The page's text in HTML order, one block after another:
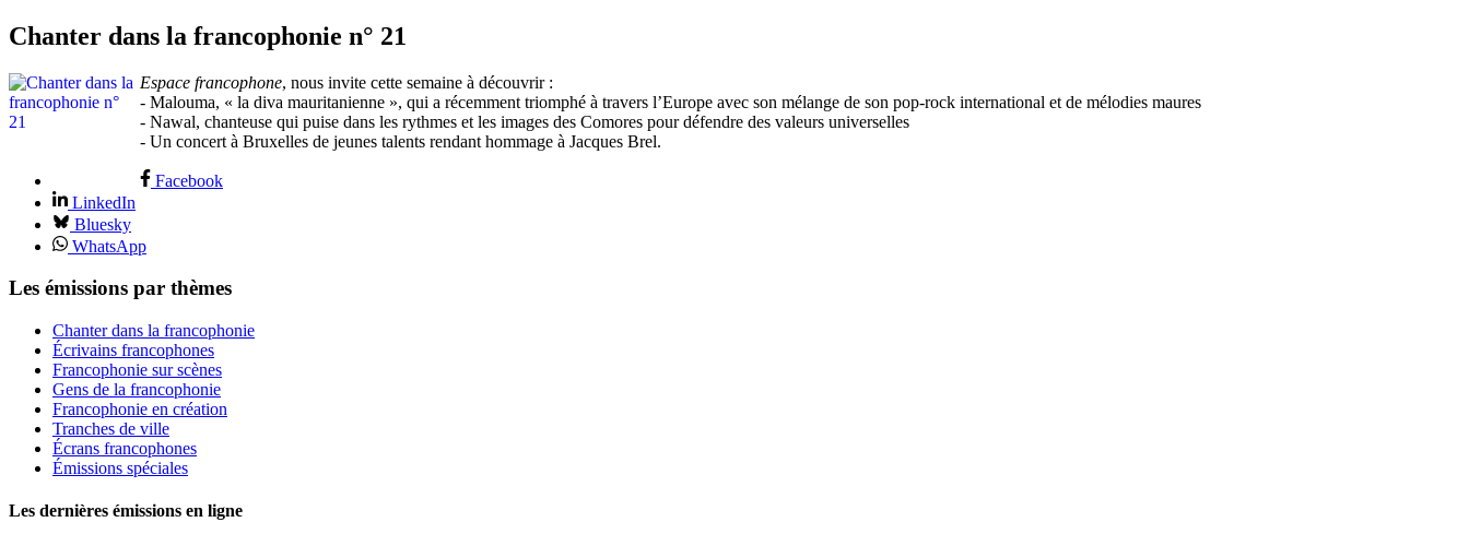
Chanter dans la francophonie n° 21
Espace francophone, nous invite cette semaine à découvrir :
- Malouma, « la diva mauritanienne », qui a récemment triomphé à travers l’Europe avec son mélange de son pop-rock international et de mélodies maures
- Nawal, chanteuse qui puise dans les rythmes et les images des Comores pour défendre des valeurs universelles
- Un concert à Bruxelles de jeunes talents rendant hommage à Jacques Brel.
Facebook
LinkedIn
Bluesky
WhatsApp
Les émissions par thèmes
Chanter dans la francophonie
Écrivains francophones
Francophonie sur scènes
Gens de la francophonie
Francophonie en création
Tranches de ville
Écrans francophones
Émissions spéciales
Les dernières émissions en ligne